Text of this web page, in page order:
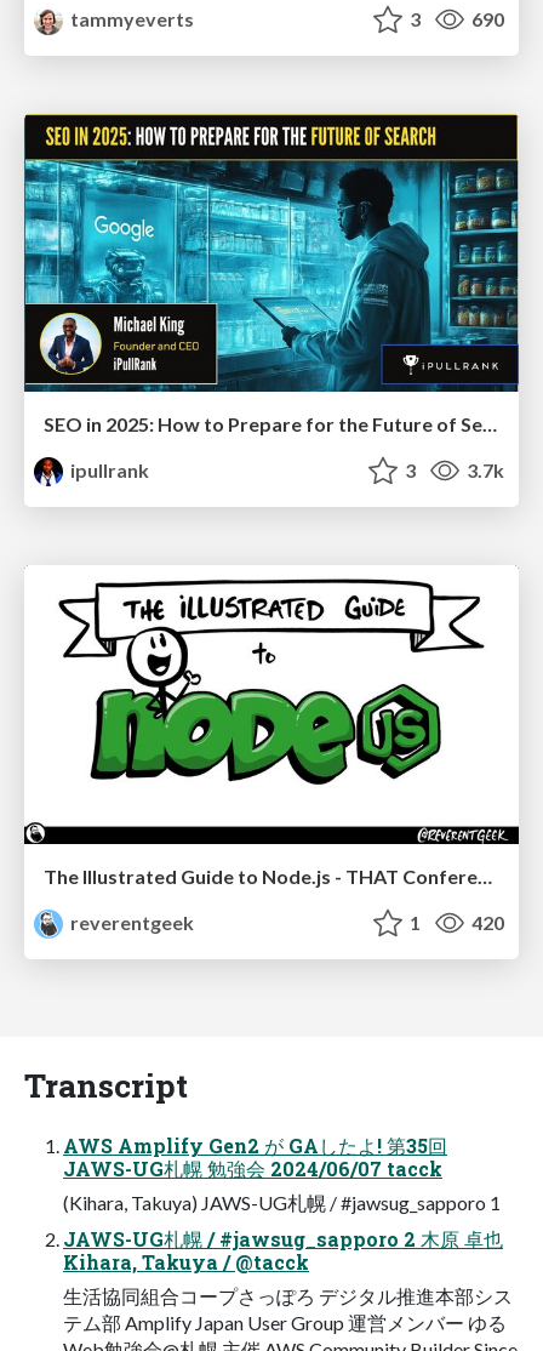
tammyeverts
3 690
SEO in 2025: How to Prepare for the Future of Search
ipullrank
3 3.7k
reverentgeek
1 420
Transcript
AWS Amplify Gen2 が GAしたよ! 第35回
JAWS-UG札幌 勉強会 2024/06/07 tacck
(Kihara, Takuya) JAWS-UG札幌 / #jawsug_sapporo 1
JAWS-UG札幌 / #jawsug_sapporo 2 木原 卓也
Kihara, Takuya / @tacck
生活協同組合コープさっぽろ デジタル推進本部シス
テム部 Amplify Japan User Group 運営メンバー ゆる